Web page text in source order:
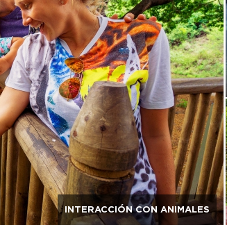
INTERACCIÓN CON ANIMALES